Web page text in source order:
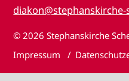
© 2026 Stephanskirche
Impressum